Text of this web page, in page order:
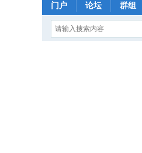
门户 论坛 群组